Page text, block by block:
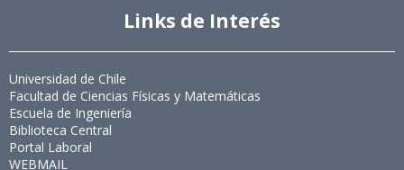
Links de Interés
Universidad de Chile
Facultad de Ciencias Físicas y Matemáticas
Escuela de Ingeniería
Biblioteca Central
Portal Laboral
WEBMAIL